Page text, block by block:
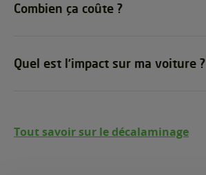
Combien ça coûte ?
Quel est l’impact sur ma voiture ?
Tout savoir sur le décalaminage